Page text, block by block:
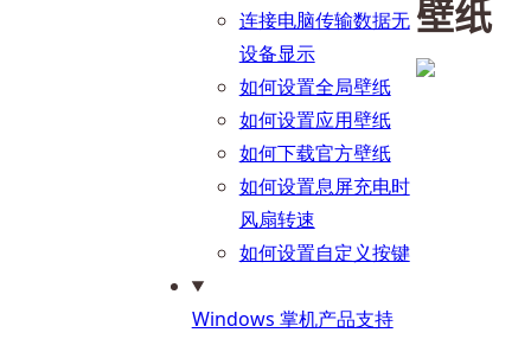
连接电脑传输数据无
设备显示
如何设置全局壁纸
如何设置应用壁纸
如何下载官方壁纸
如何设置息屏充电时
风扇转速
如何设置自定义按键
Windows 掌机产品支持
壁纸